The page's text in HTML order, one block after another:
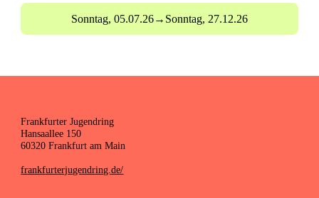
Sonntag, 05.07.26→ Sonntag, 27.12.26
Frankfurter Jugendring
Hansaallee 150
60320 Frankfurt am Main
frankfurterjugendring.de/